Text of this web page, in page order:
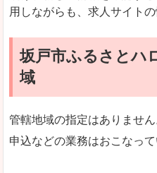
用しながらも、求人サイト
坂戸市ふるさとハ
域
管轄地域の指定はありませ
申込などの業務はおこなっ